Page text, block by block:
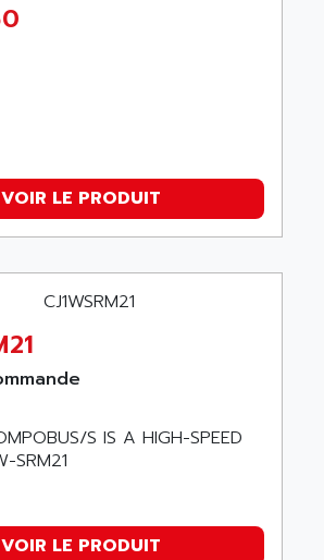
VOIR LE PRODUIT
S IS A HIGH-SPEED
SRM21
VOIR LE PRODUIT